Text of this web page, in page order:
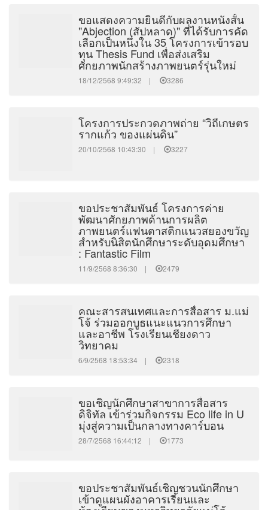
ขอแสดงความยินดีกับผลงานหนังสั้น
"Abjection (สัปหลาด)" ที่ได้รับการคัด
เลือกเป็นหนึ่งใน 35 โครงการเข้ารอบ
ทุน Thesis Fund เพื่อส่งเสริม
ศักยภาพนักสร้างภาพยนตร์รุ่นใหม่
18/12/2568 9:49:32 | 3286
โครงการประกวดภาพถ่าย “วิถีเกษตร
รากแก้ว ของแผ่นดิน”
20/10/2568 10:43:30 | 3227
ขอประชาสัมพันธ์ โครงการค่าย
พัฒนาศักยภาพด้านการผลิต
ภาพยนตร์แฟนตาสติกแนวสยองขวัญ
สำหรับนิสิตนักศึกษาระดับอุดมศึกษา
: Fantastic Film
11/9/2568 8:36:30 | 2479
คณะสารสนเทศและการสื่อสาร ม.แม่
โจ้ ร่วมออกบูธแนะแนวการศึกษา
และอาชีพ โรงเรียนเชียงดาว
วิทยาคม
6/9/2568 18:53:34 | 2318
ขอเชิญนักศึกษาสาขาการสื่อสาร
ดิจิทัล เข้าร่วมกิจกรรม Eco life in U
มุ่งสู่ความเป็นกลางทางคาร์บอน
28/7/2568 16:44:12 | 1773
ขอประชาสัมพันธ์เชิญชวนนักศึกษา
เข้าดูแผนผังอาคารเรียนและ